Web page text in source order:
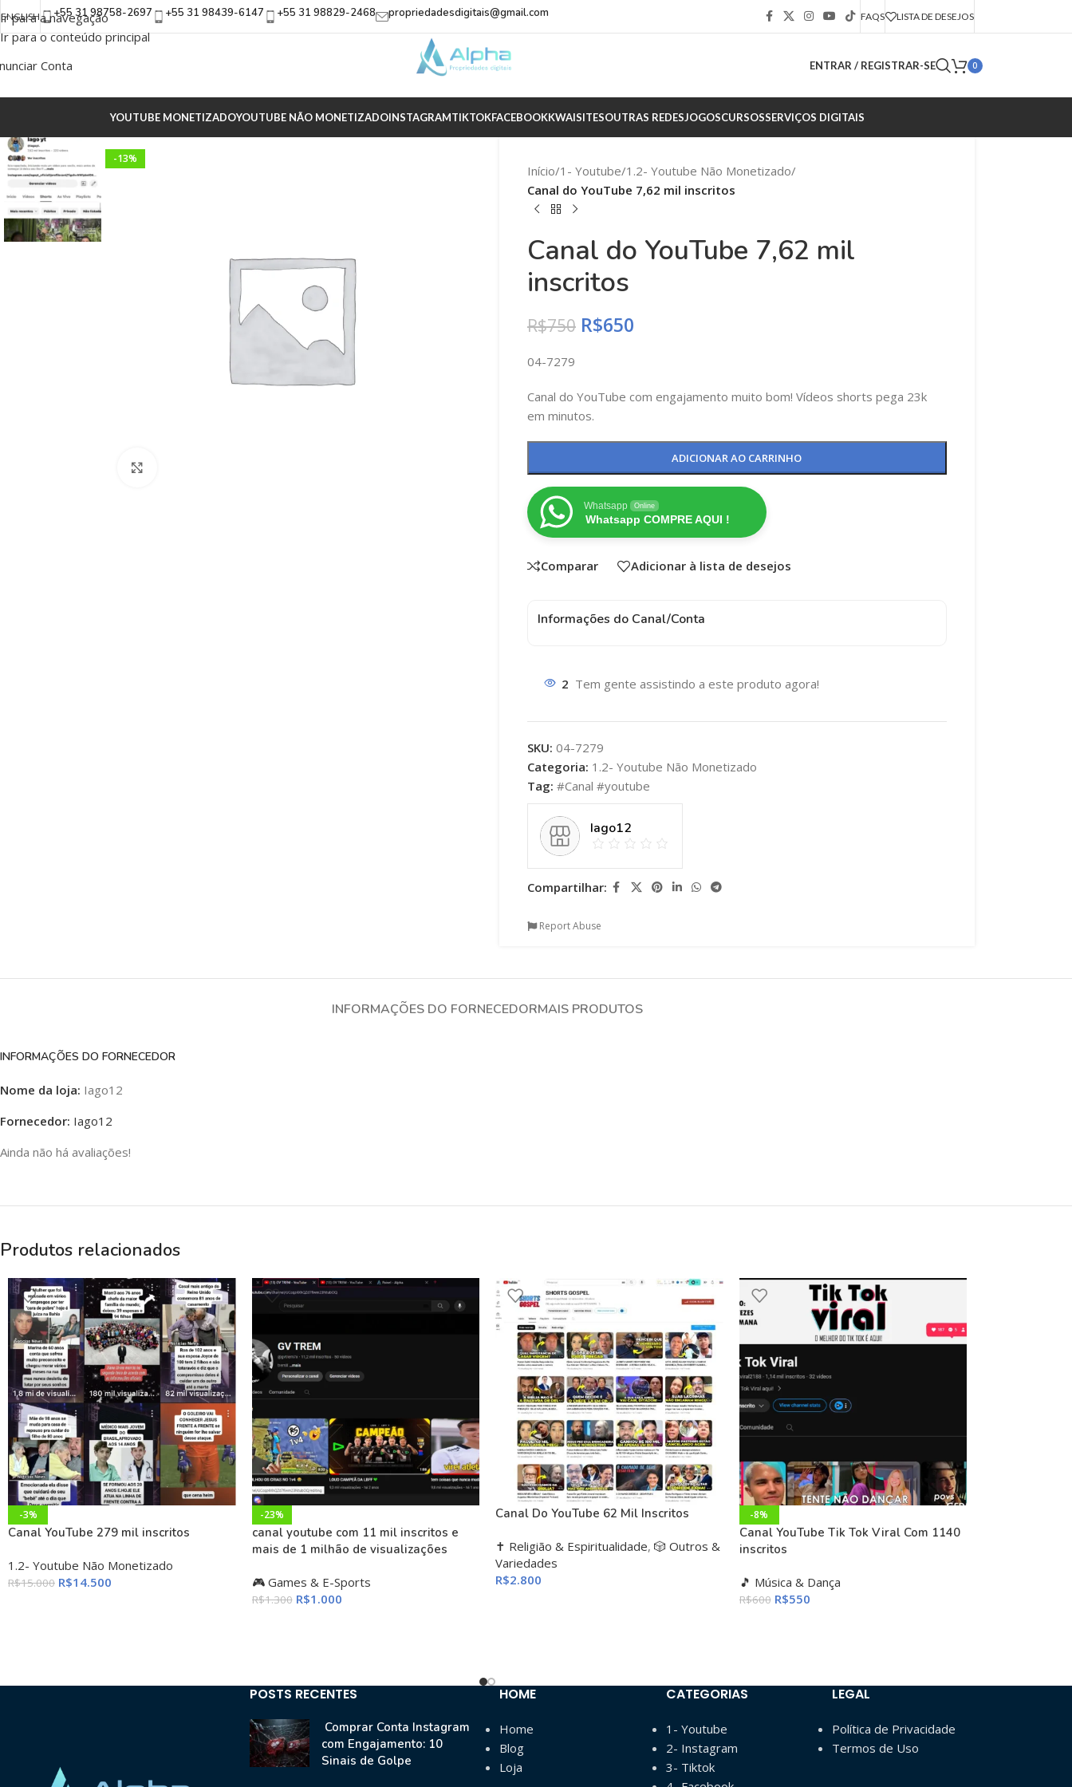
Ir para a navegação
Ir para o conteúdo principal
ENGLISH +55 31 98758-2697 +55 31 98439-6147 +55 31 98829-2468 propriedadesdigitais@gmail.com FAQS LISTA DE DESEJOS
Conta ENTRAR / REGISTRAR-SE 0
YOUTUBE MONETIZADOYOUTUBE NÃO MONETIZADOINSTAGRAMTIKTOKFACEBOOKKWAISITESOUTRAS REDESJOGOSCURSOSSERVIÇOS DIGITAIS
-13%
Início/1- Youtube/1.2- Youtube Não Monetizado/
Canal do YouTube 7,62 mil inscritos
Canal do YouTube 7,62 mil
inscritos
R$750 R$650
04-7279
Canal do YouTube com engajamento muito bom! Vídeos shorts pega 23k
em minutos.
ADICIONAR AO CARRINHO
Whatsapp Online
Whatsapp COMPRE AQUI !
Comparar Adicionar à lista de desejos
Informações do Canal/Conta
2 Tem gente assistindo a este produto agora!
SKU: 04-7279
Categoria: 1.2- Youtube Não Monetizado
Tag: #Canal #youtube
Iago12
Compartilhar:
Report Abuse
INFORMAÇÕES DO FORNECEDORMAIS PRODUTOS
INFORMAÇÕES DO FORNECEDOR
Nome da loja: Iago12
Fornecedor: Iago12
Ainda não há avaliações!
Produtos relacionados
-3%
Canal YouTube 279 mil inscritos
1.2- Youtube Não Monetizado
R$15.000 R$14.500
-23%
canal youtube com 11 mil inscritos e
mais de 1 milhão de visualizações
🎮 Games & E-Sports
R$1.300 R$1.000
Canal Do YouTube 62 Mil Inscritos
✝️ Religião & Espiritualidade, 🎲 Outros &
Variedades
R$2.800
-8%
Canal YouTube Tik Tok Viral Com 1140
inscritos
🎵 Música & Dança
R$600 R$550
POSTS RECENTES
Comprar Conta Instagram
com Engajamento: 10
Sinais de Golpe
HOME
Home
Blog
Loja
CATEGORIAS
1- Youtube
2- Instagram
3- Tiktok
LEGAL
Política de Privacidade
Termos de Uso